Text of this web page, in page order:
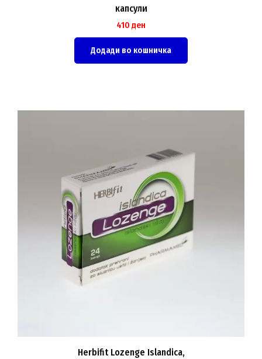
капсули
410 ден
Додади во кошничка
Herbifit Lozenge Islandica,